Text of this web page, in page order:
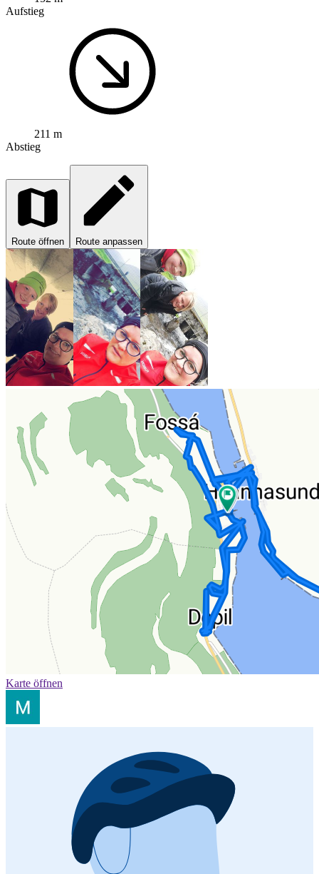
Aufstieg
211 m
Abstieg
Route öffnen Route anpassen
Karte öffnen